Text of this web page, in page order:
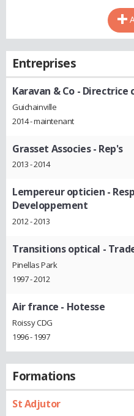
Entreprises
Karavan & Co- Directrice
Guichainville
2014 - maintenant
Grasset Associes- Rep's
2013 - 2014
Lempereur opticien -
Developpement
2012 - 2013
Transitions optical -
Pinellas Park
1997 - 2012
Air france - Hotesse
Roissy CDG
1996 - 1997
Formations
St Adjutor